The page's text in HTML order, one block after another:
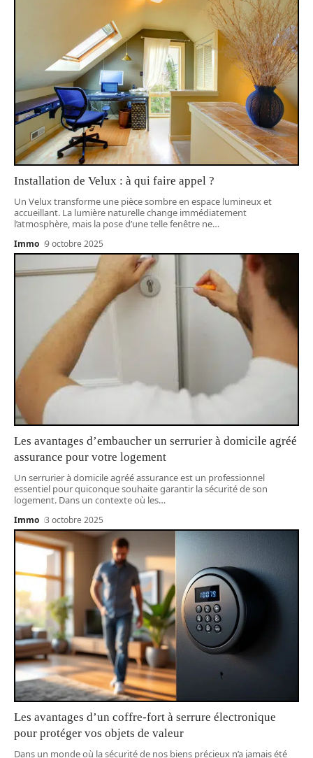
Installation de Velux : à qui faire appel ?
Un Velux transforme une pièce sombre en espace lumineux et
accueillant. La lumière naturelle change immédiatement
l’atmosphère, mais la pose d’une telle fenêtre ne…
Immo 9 octobre 2025
Les avantages d’embaucher un serrurier à domicile agréé
assurance pour votre logement
Un serrurier à domicile agréé assurance est un professionnel
essentiel pour quiconque souhaite garantir la sécurité de son
logement. Dans un contexte où les…
Immo 3 octobre 2025
Les avantages d’un coffre-fort à serrure électronique
pour protéger vos objets de valeur
Dans un monde où la sécurité de nos biens précieux n’a jamais été